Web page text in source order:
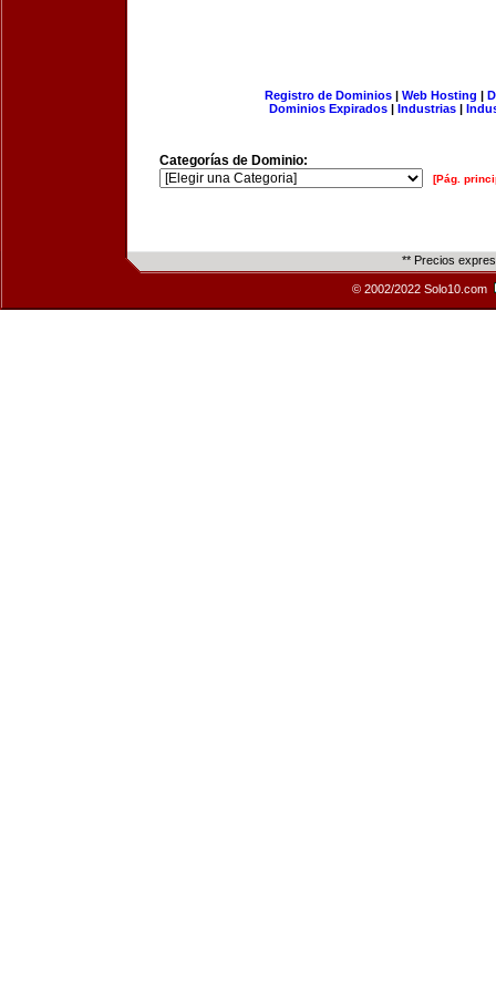
Registro de Dominios| Web Hosting |
Dominios Expirados | Industrias |
Categorías de Dominio:
[Pág.
** Precios
© 2002/2022 Solo10.com